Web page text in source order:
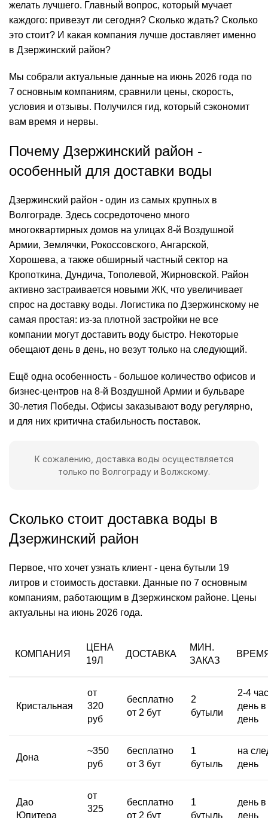
желать лучшего. Главный вопрос, который мучает
каждого: привезут ли сегодня? Сколько ждать? Сколько
это стоит? И какая компания лучше доставляет именно
в Дзержинский район?
Мы собрали актуальные данные на июнь 2026 года по
7 основным компаниям, сравнили цены, скорость,
условия и отзывы. Получился гид, который сэкономит
вам время и нервы.
Почему Дзержинский район -
особенный для доставки воды
Дзержинский район - один из самых крупных в
Волгограде. Здесь сосредоточено много
многоквартирных домов на улицах 8-й Воздушной
Армии, Землячки, Рокоссовского, Ангарской,
Хорошева, а также обширный частный сектор на
Кропоткина, Дундича, Тополевой, Жирновской. Район
активно застраивается новыми ЖК, что увеличивает
спрос на доставку воды. Логистика по Дзержинскому не
самая простая: из-за плотной застройки не все
компании могут доставить воду быстро. Некоторые
обещают день в день, но везут только на следующий.
Ещё одна особенность - большое количество офисов и
бизнес-центров на 8-й Воздушной Армии и бульваре
30-летия Победы. Офисы заказывают воду регулярно,
и для них критична стабильность поставок.
К сожалению, доставка воды осуществляется
только по Волгограду и Волжскому.
Сколько стоит доставка воды в
Дзержинский район
Первое, что хочет узнать клиент - цена бутыли 19
литров и стоимость доставки. Данные по 7 основным
компаниям, работающим в Дзержинском районе. Цены
актуальны на июнь 2026 года.
КОМПАНИЯ
ЦЕНА
19Л
ДОСТАВКА
МИН.
ЗАКАЗ
Кристальная
от
320
руб
бесплатно
от 2 бут
2
бутыли
2-4
день в
день
Дона
~350
руб
бесплатно
от 3 бут
1
бутыль
на
день
Дао
Юпитера
от
325
бесплатно
от 2 бут
1
бутыль
день в
день